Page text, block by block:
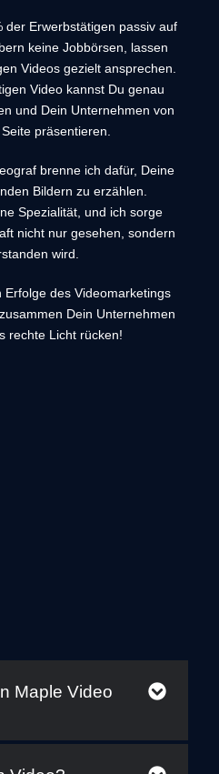
der Erwerbstätigen passiv auf
keine Jobbörsen, lassen
Videos gezielt ansprechen.
Video kannst Du genau
und Dein Unternehmen von
präsentieren.
brenne ich dafür, Deine
Bildern zu erzählen.
Spezialität, und ich sorge
nicht nur gesehen, sondern
wird.
des Videomarketings
Dein Unternehmen
rechte Licht rücken!
Maple Video